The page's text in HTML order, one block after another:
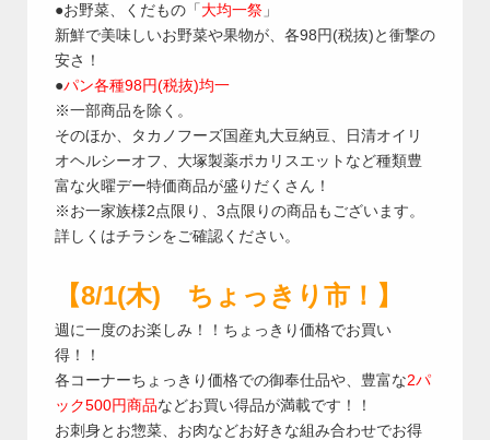
●お野菜、くだもの「大均一祭 」
新鮮で美味しいお野菜や果物が、各98円(税抜)と衝撃の
安さ！
●パン各種98円(税抜)均一
※一部商品を除く。
そのほか、タカノフーズ国産丸大豆納豆、日清オイリ
オヘルシーオフ、大塚製薬ポカリスエットなど種類豊
富な火曜デー特価商品が盛りだくさん！
※お一家族様2点限り、3点限りの商品もございます。
詳しくはチラシをご確認ください。
【8/1(木) ちょっきり市！】
週に一度のお楽しみ！！ちょっきり価格でお買い
得！！
各コーナーちょっきり価格での御奉仕品や、豊富な2パ
ック500円商品などお買い得品が満載です！！
お刺身とお惣菜、お肉などお好きな組み合わせでお得